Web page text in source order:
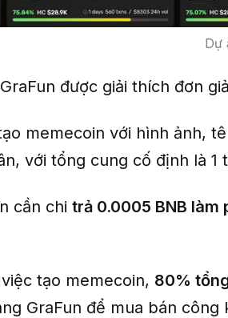
Dự
được giải thích đơn
memecoin với hình ảnh,
với tổng cung cố định là 1
cần chi trả 0.0005 BNB làm
tạo memecoin, 80%
GraFun để mua bán công